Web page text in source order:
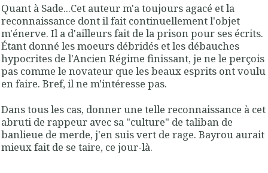
Quant à Sade...Cet auteur m'a toujours agacé et la
reconnaissance dont il fait continuellement l'objet
m'énerve. Il a d'ailleurs fait de la prison pour ses écrits.
Étant donné les moeurs débridés et les débauches
hypocrites de l'Ancien Régime finissant, je ne le perçois
pas comme le novateur que les beaux esprits ont voulu
en faire. Bref, il ne m'intéresse pas.
Dans tous les cas, donner une telle reconnaissance à cet
abruti de rappeur avec sa "culture" de taliban de
banlieue de merde, j'en suis vert de rage. Bayrou aurait
mieux fait de se taire, ce jour-là.